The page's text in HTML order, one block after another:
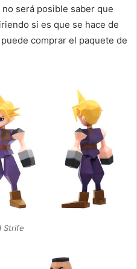
será posible saber que
si es que se hace de
comprar el paquete de
Strife